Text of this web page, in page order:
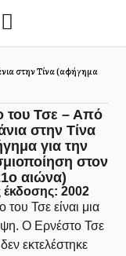
στην Τίνα (αφήγημα
του Τσε – Από
στην Τίνα
για την
στον
αιώνα)
2002
του Τσε είναι μια
Ο Ερνέστο Τσε
εκτελέστηκε